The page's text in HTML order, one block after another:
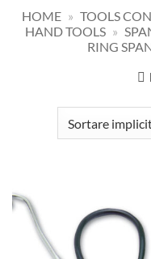
HOME » TOOLS
HAND TOOLS »
RING